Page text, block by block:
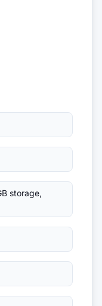
storage,